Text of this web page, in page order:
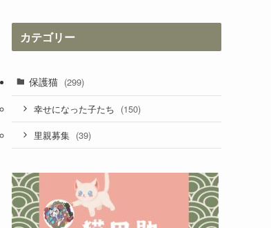
イ
カテゴリー
保護猫 (299)
幸せになった子たち (150)
里親募集 (39)